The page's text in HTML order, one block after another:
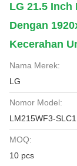
LG 21.5
Dengan
Kecerahan
Nama Merek:
LG
Nomor Model:
LM215WF3-SLC1
MOQ:
10 pcs